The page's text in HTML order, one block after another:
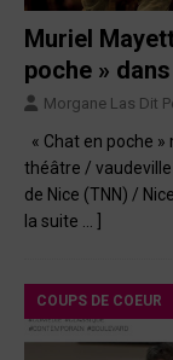
Muriel
poche »
Morgane Las Dit
« Chat en poche
théâtre /
de Nice (TNN) /
la suite … ]
COUPS DE COEUR